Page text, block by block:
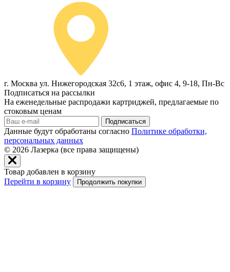
г. Москва ул. Нижегородская 32с6, 1 этаж, офис 4, 9-18, Пн-Вс
Подписаться на рассылки
На еженедельные распродажи картриджей, предлагаемые по
стоковым ценам
Подписаться
Данные будут обработаны согласно Политике обработки,
персональных данных
© 2026 Лазерка (все права защищены)
Товар добавлен в корзину
Перейти в корзину
Продолжить покупки